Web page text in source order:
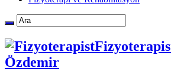
Özdemir